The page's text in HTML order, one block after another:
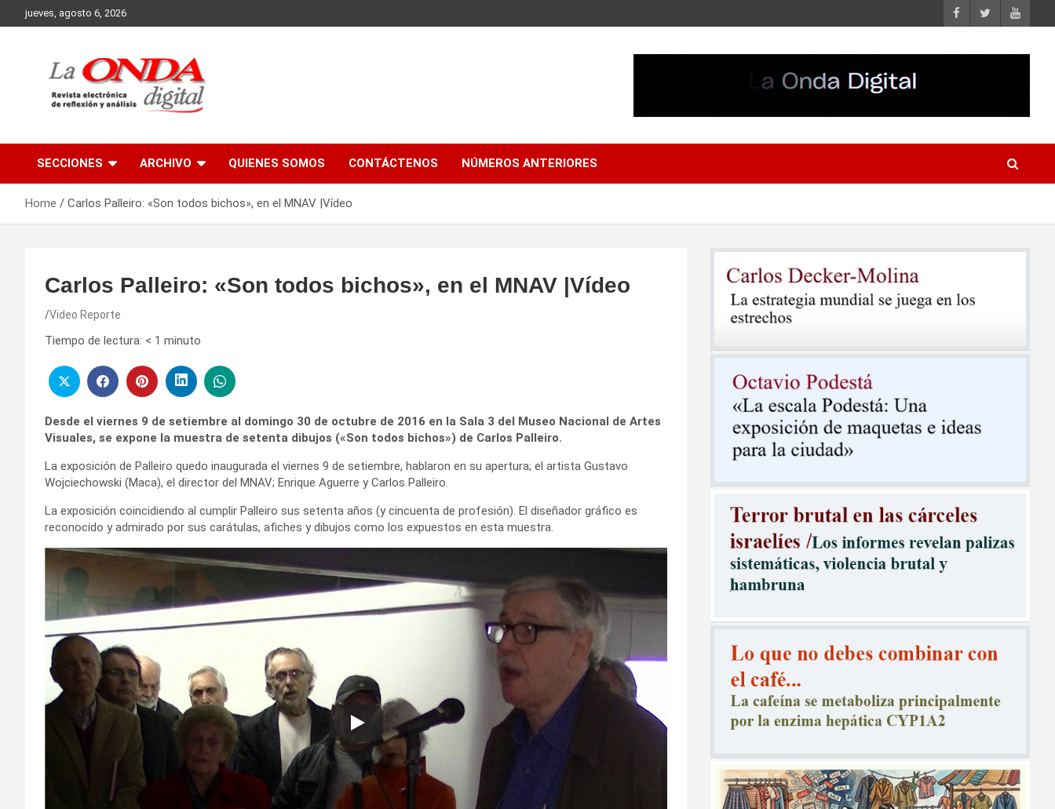
to
jueves, agosto 6, 2026
SECCIONES ARCHIVO QUIENES SOMOS CONTÁCTENOS NÚMEROS ANTERIORES
Home Carlos Palleiro: «Son todos bichos», en el MNAV |Vídeo
Carlos Palleiro: «Son todos bichos», en el MNAV |Vídeo
Video Reporte
Tiempo de lectura: < 1 minuto
Desde el viernes 9 de setiembre al domingo 30 de octubre de 2016 en la Sala 3 del Museo Nacional de Artes
Visuales, se expone la muestra de setenta dibujos («Son todos bichos») de Carlos Palleiro.
La exposición de Palleiro quedo inaugurada el viernes 9 de setiembre, hablaron en su apertura; el artista Gustavo
Wojciechowski (Maca), el director del MNAV; Enrique Aguerre y Carlos Palleiro.
La exposición coincidiendo al cumplir Palleiro sus setenta años (y cincuenta de profesión). El diseñador gráfico es
reconocido y admirado por sus carátulas, afiches y dibujos como los expuestos en esta muestra.